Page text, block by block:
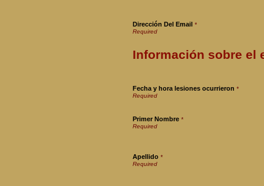
Dirección Del Email *
Información sobre el
Fecha y hora lesiones ocurrieron *
Primer Nombre *
Apellido *